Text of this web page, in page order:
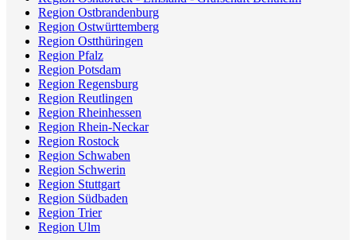
Region Ostbrandenburg
Region Ostwürttemberg
Region Ostthüringen
Region Pfalz
Region Potsdam
Region Regensburg
Region Reutlingen
Region Rheinhessen
Region Rhein-Neckar
Region Rostock
Region Schwaben
Region Schwerin
Region Stuttgart
Region Südbaden
Region Trier
Region Ulm